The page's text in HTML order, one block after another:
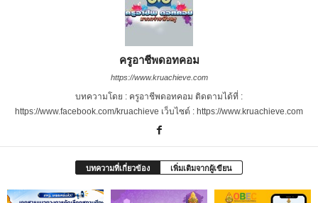
ครูอาชีพดอทคอม
https://www.kruachieve.com
บทความโดย : ครูอาชีพดอทคอม ติดตามได้ที่ :
https://www.facebook.com/kruachieve เว็บไซต์ : https://www.kruachieve.com
บทความที่เกี่ยวข้อง เพิ่มเติมจากผู้เขียน